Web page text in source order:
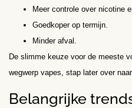
Meer controle over nicotine
Goedkoper op termijn.
Minder afval.
De slimme keuze voor de meeste
wegwerp vapes, stap later over
Belangrijke